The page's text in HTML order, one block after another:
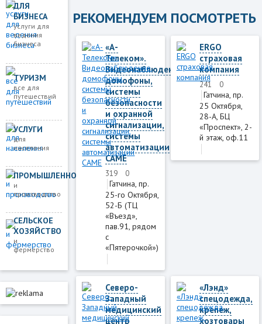
ДЛЯ
БИЗНЕСА
услуги для
ведения
бизнеса
ТУРИЗМ
все для
путешествий
УСЛУГИ
для
населения
ПРОМЫШЛЕННОСТЬ
и
производство
СЕЛЬСКОЕ
ХОЗЯЙСТВО
и
фермерство
РЕКОМЕНДУЕМ ПОСМОТРЕТЬ
«А-
Телеком».
Видеонаблюдение,
домофоны,
системы
безопасности
и охранной
сигнализации,
системы
автоматизации
CAME
319 0
Гатчина, пр.
25-го Октября,
52-Б (ТЦ
«Въезд»,
пав.91, рядом
с
«Пятeрочкой»)
ERGO
страховая
компания
241 0
Гатчина, пр.
25 Октября,
28-А, БЦ
«Проспект», 2-
й этаж, оф.11
Северо-
Западный
медицинский
центр
«Лэнд»
спецодежда,
крепеж,
хозтовары